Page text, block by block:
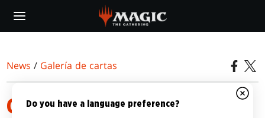
main
News / Galería de cartas
GALERÍA DE CARTAS DE
Do you have a language preference?